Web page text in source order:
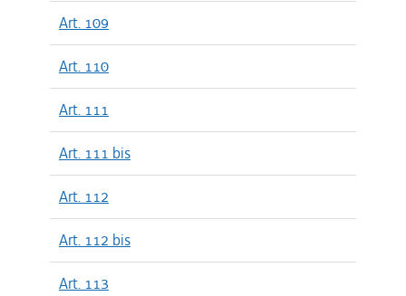
Art. 109
Art. 110
Art. 111
Art. 111 bis
Art. 112
Art. 112 bis
Art. 113